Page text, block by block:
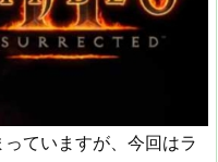
ていますが、今回はラ